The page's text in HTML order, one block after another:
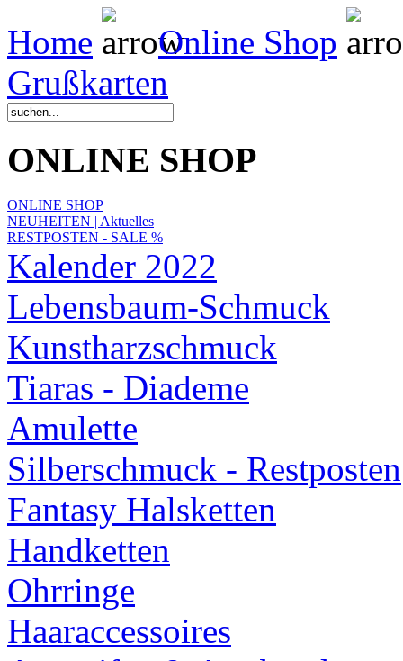
Home
Online Shop
Grußkarten
ONLINE SHOP
ONLINE SHOP
NEUHEITEN | Aktuelles
RESTPOSTEN - SALE %
Kalender 2022
Lebensbaum-Schmuck
Kunstharzschmuck
Tiaras - Diademe
Amulette
Silberschmuck - Restposten
Fantasy Halsketten
Handketten
Ohrringe
Haaraccessoires